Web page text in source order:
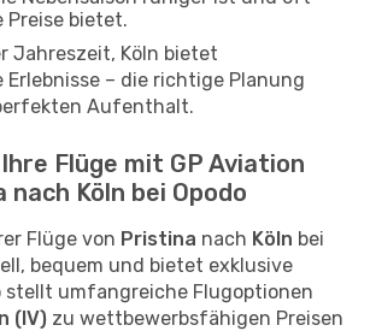
Preise bietet.
Jahreszeit, Köln bietet
Erlebnisse – die richtige Planung
Aufenthalt.
Flüge mit GP Aviation
Köln bei Opodo
Flüge von Pristina nach Köln bei
bequem und bietet exklusive
stellt umfangreiche Flugoptionen
(IV) zu wettbewerbsfähigen Preisen